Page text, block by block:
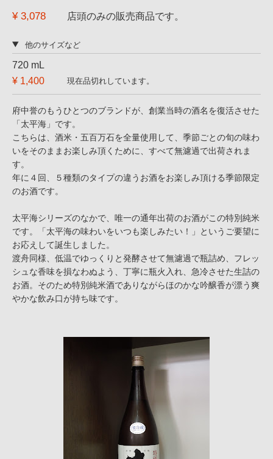
¥ 3,078 店頭のみの販売商品です。
他のサイズなど
720 mL
¥ 1,400
現在品切れしています。
府中誉のもうひとつのブランドが、創業当時の酒名を復活させた
「太平海」です。
こちらは、酒米・五百万石を全量使用して、季節ごとの旬の味わ
いをそのままお楽しみ頂くために、すべて無濾過で出荷されま
す。
年に４回、５種類のタイプの違うお酒をお楽しみ頂ける季節限定
のお酒です。
太平海シリーズのなかで、唯一の通年出荷のお酒がこの特別純米
です。「太平海の味わいをいつも楽しみたい！」というご要望に
お応えして誕生しました。
渡舟同様、低温でゆっくりと発酵させて無濾過で瓶詰め、フレッ
シュな香味を損なわぬよう、丁寧に瓶火入れ、急冷させた生詰の
お酒。そのため特別純米酒でありながらほのかな吟醸香が漂う爽
やかな飲み口が持ち味です。